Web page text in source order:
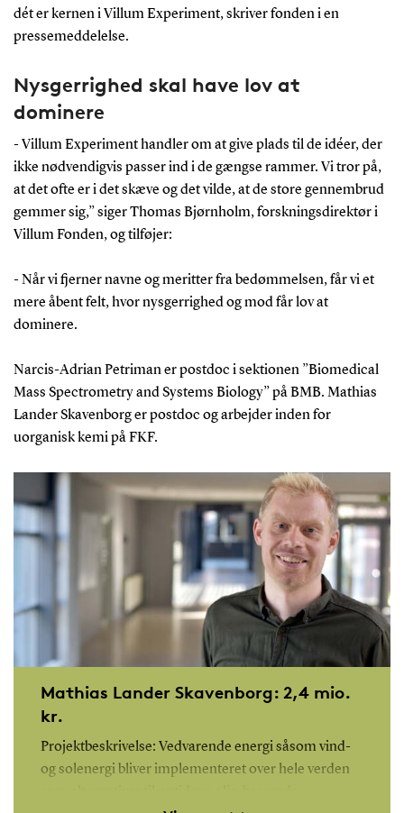
dét er kernen i Villum Experiment, skriver fonden i en
pressemeddelelse.
Nysgerrighed skal have lov at
dominere
- Villum Experiment handler om at give plads til de idéer, der
ikke nødvendigvis passer ind i de gængse rammer. Vi tror på,
at det ofte er i det skæve og det vilde, at de store gennembrud
gemmer sig,” siger Thomas Bjørnholm, forskningsdirektør i
Villum Fonden, og tilføjer:
- Når vi fjerner navne og meritter fra bedømmelsen, får vi et
mere åbent felt, hvor nysgerrighed og mod får lov at
dominere.
Narcis-Adrian Petriman er postdoc i sektionen ”Biomedical
Mass Spectrometry and Systems Biology” på BMB. Mathias
Lander Skavenborg er postdoc og arbejder inden for
uorganisk kemi på FKF.
Mathias Lander Skavenborg: 2,4 mio.
kr.
Projektbeskrivelse: Vedvarende energi såsom vind-
og solenergi bliver implementeret over hele verden